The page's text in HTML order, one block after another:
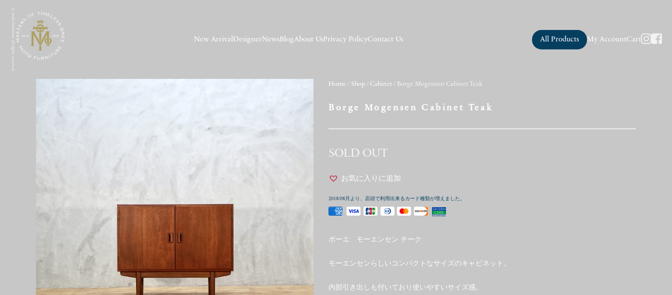
© moto furniture all rights reserved. New Arrival DesignerNewsBlogAbout UsPrivacy PolicyContact Us All Products My AccountCart
Home / Shop / Cabinet / Borge Mogensen Cabinet Teak
Borge Mogensen Cabinet Teak
SOLD OUT
お気に入りに追加
2018/08月より、店頭で利用出来るカード種類が増えました。
ボーエ モーエンセン チーク
モーエンセンらしいコンパクトなサイズのキャビネット。
内部引き出しも付いており使いやすいサイズ感。